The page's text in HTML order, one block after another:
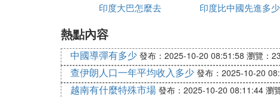
還需提供在印親屬所在單位的邀請函。四人
及詳細的旅遊路線和日程安排。中國公民組
月一次有效。如確有需要且理由充分，亦可
三至四天。
印度大巴怎麼去
印度比中國先進多少
熱點內容
中國導彈有多少 發布：2025-10-20 08:51:58 瀏覽：
查伊朗人口一年平均收入多少 發布：2025-10-20
越南有什麼特殊市場 發布：2025-10-20 08:11:44 瀏